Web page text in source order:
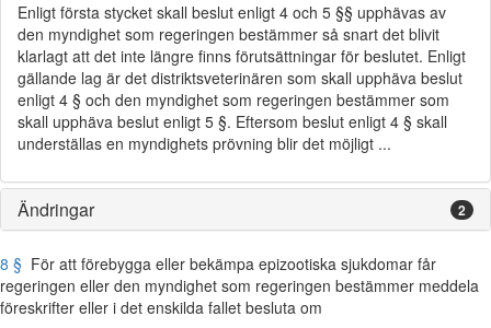
Enligt första stycket skall beslut enligt 4 och 5 §§ upphävas av
den myndighet som regeringen bestämmer så snart det blivit
klarlagt att det inte längre finns förutsättningar för beslutet. Enligt
gällande lag är det distriktsveterinären som skall upphäva beslut
enligt 4 § och den myndighet som regeringen bestämmer som
skall upphäva beslut enligt 5 §. Eftersom beslut enligt 4 § skall
underställas en myndighets prövning blir det möjligt ...
Ändringar 2
8 § För att förebygga eller bekämpa epizootiska sjukdomar får
regeringen eller den myndighet som regeringen bestämmer meddela
föreskrifter eller i det enskilda fallet besluta om